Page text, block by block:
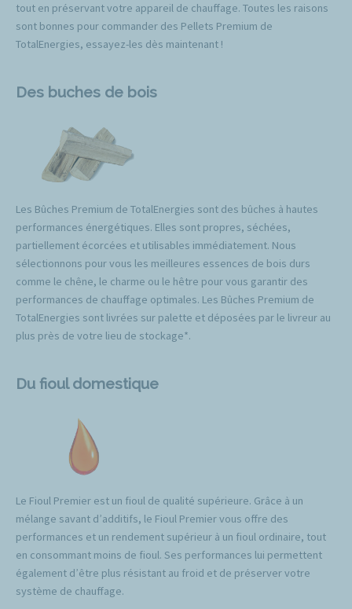
tout en préservant votre appareil de chauffage. Toutes les raisons
sont bonnes pour commander des Pellets Premium de
TotalEnergies, essayez-les dès maintenant !
Des buches de bois
Les Bûches Premium de TotalEnergies sont des bûches à hautes
performances énergétiques. Elles sont propres, séchées,
partiellement écorcées et utilisables immédiatement. Nous
sélectionnons pour vous les meilleures essences de bois durs
comme le chêne, le charme ou le hêtre pour vous garantir des
performances de chauffage optimales. Les Bûches Premium de
TotalEnergies sont livrées sur palette et déposées par le livreur au
plus près de votre lieu de stockage*.
Du fioul domestique
Le Fioul Premier est un fioul de qualité supérieure. Grâce à un
mélange savant d’additifs, le Fioul Premier vous offre des
performances et un rendement supérieur à un fioul ordinaire, tout
en consommant moins de fioul. Ses performances lui permettent
également d’être plus résistant au froid et de préserver votre
système de chauffage.